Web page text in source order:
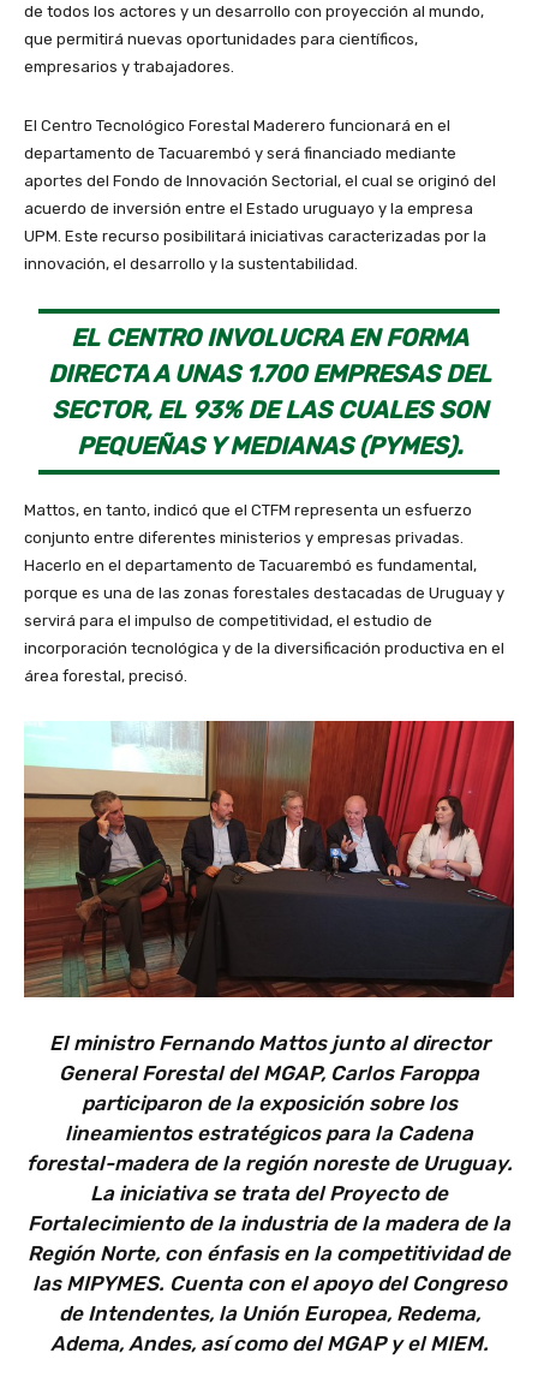
de todos los actores y un desarrollo con proyección al mundo,
que permitirá nuevas oportunidades para científicos,
empresarios y trabajadores.
El Centro Tecnológico Forestal Maderero funcionará en el
departamento de Tacuarembó y será financiado mediante
aportes del Fondo de Innovación Sectorial, el cual se originó del
acuerdo de inversión entre el Estado uruguayo y la empresa
UPM. Este recurso posibilitará iniciativas caracterizadas por la
innovación, el desarrollo y la sustentabilidad.
EL CENTRO INVOLUCRA EN FORMA
DIRECTA A UNAS 1.700 EMPRESAS DEL
SECTOR, EL 93% DE LAS CUALES SON
PEQUEÑAS Y MEDIANAS (PYMES).
Mattos, en tanto, indicó que el CTFM representa un esfuerzo
conjunto entre diferentes ministerios y empresas privadas.
Hacerlo en el departamento de Tacuarembó es fundamental,
porque es una de las zonas forestales destacadas de Uruguay y
servirá para el impulso de competitividad, el estudio de
incorporación tecnológica y de la diversificación productiva en el
área forestal, precisó.
El ministro Fernando Mattos junto al director
General Forestal del MGAP, Carlos Faroppa
participaron de la exposición sobre los
lineamientos estratégicos para la Cadena
forestal-madera de la región noreste de Uruguay.
La iniciativa se trata del Proyecto de
Fortalecimiento de la industria de la madera de la
Región Norte, con énfasis en la competitividad de
las MIPYMES. Cuenta con el apoyo del Congreso
de Intendentes, la Unión Europea, Redema,
Adema, Andes, así como del MGAP y el MIEM.